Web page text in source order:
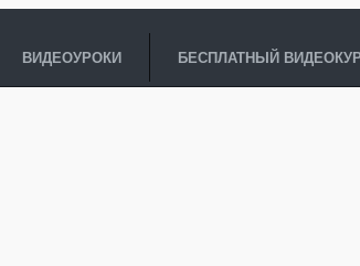
ВИДЕОУРОКИ БЕСПЛАТНЫЙ